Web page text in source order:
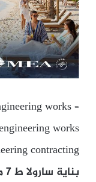
works –
works
contracting
بناية سارولا ط 7 ملك شركة التعمير والانشاء – شارع الحمراء – رأس بيروت – بيروت